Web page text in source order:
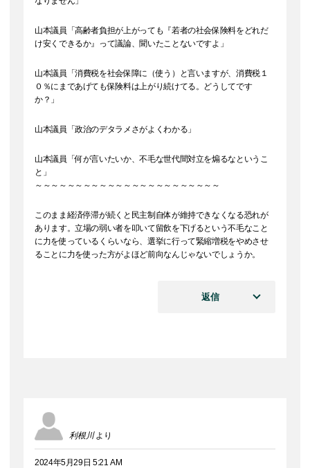
山本議員「高齢者負担が上がっても『若者の社会保険料をどれだ
け安くできるか』って議論、聞いたことないですよ」
山本議員「消費税を社会保障に（使う）と言いますが、消費税１
０％にまであげても保険料は上がり続けてる。どうしてです
か？」
山本議員「政治のデタラメさがよくわかる」
山本議員「何が言いたいか、不毛な世代間対立を煽るなというこ
と」
～～～～～～～～～～～～～～～～～～～～～～～
このまま経済停滞が続くと民主制自体が維持できなくなる恐れが
あります。立場の弱い者を叩いて留飲を下げるという不毛なこと
に力を使っているくらいなら、選挙に行って緊縮増税をやめさせ
ることに力を使った方がよほど前向なんじゃないでしょうか。
返信
利根川 より
2024年5月29日 5:21 AM